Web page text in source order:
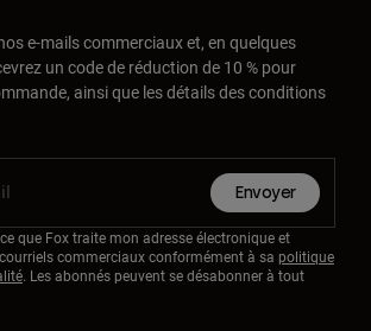
e-mails commerciaux et, en quelques
un code de réduction de 10 % pour
ainsi que les détails des conditions
Envoyer
que Fox traite mon adresse électronique et
commerciaux conformément à sa politique
. Les abonnés peuvent se désabonner à tout